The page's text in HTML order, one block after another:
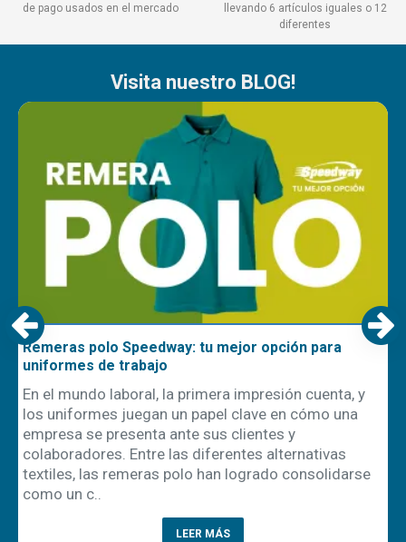
de pago usados en el mercado
llevando 6 artículos iguales o 12
diferentes
Visita nuestro BLOG!
Remeras polo Speedway: tu mejor opción para
uniformes de trabajo
En el mundo laboral, la primera impresión cuenta, y
los uniformes juegan un papel clave en cómo una
empresa se presenta ante sus clientes y
colaboradores. Entre las diferentes alternativas
textiles, las remeras polo han logrado consolidarse
como un c..
LEER MÁS